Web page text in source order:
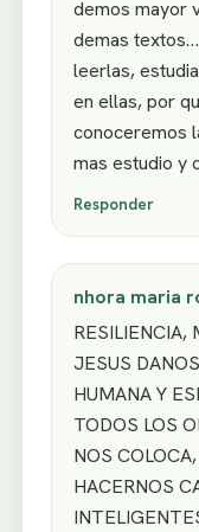
demos mayor
demas
leerlas,
en ellas, por
conoceremos
mas estudio y
Responder
nhora maria
RESILIENCIA,
JESUS
HUMANA Y
TODOS LOS
NOS
HACERNOS